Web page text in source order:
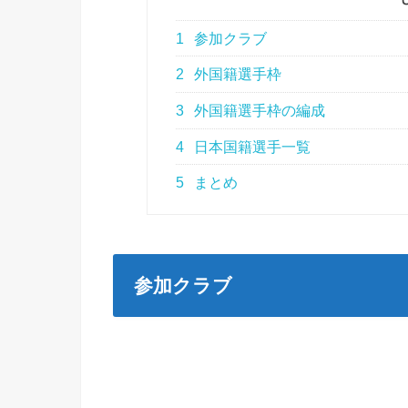
1 参加クラブ
2 外国籍選手枠
3 外国籍選手枠の編成
4 日本国籍選手一覧
5 まとめ
参加クラブ